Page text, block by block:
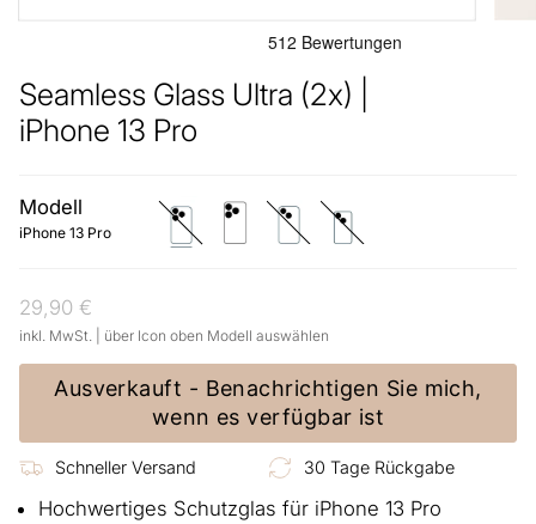
Seamless Glass Ultra (2x) |
iPhone 13 Pro
Modell
iPhone 13 Pro
iphone-
13-
iphone-iphone-iphone-
13-
29,90 €
inkl. MwSt. | über Icon oben Modell auswählen
Ausverkauft - Benachrichtigen Sie mich,
wenn es verfügbar ist
Schneller Versand 30 Tage Rückgabe
Hochwertiges Schutzglas für iPhone 13 Pro